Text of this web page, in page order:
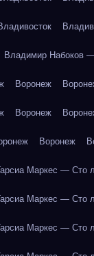
Владимир Набоков
Воронеж
Воронеж
Воронеж
Маркес — Сто
Маркес — Сто
Маркес — Сто